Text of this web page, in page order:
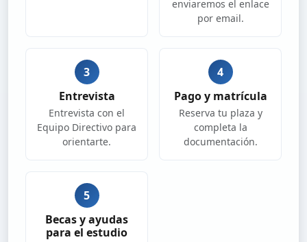
enviaremos el enlace
por email.
3
Entrevista
Entrevista con el
Equipo Directivo para
orientarte.
4
Pago y matrícula
Reserva tu plaza y
completa la
documentación.
5
Becas y ayudas
para el estudio